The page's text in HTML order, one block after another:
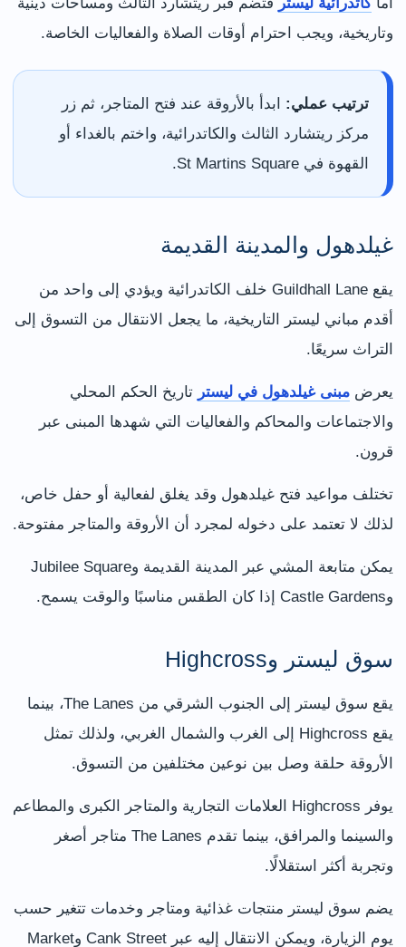
وتاريخية، ويجب احترام أوقات الصلاة والفعاليات الخاصة.
ترتيب عملي: ابدأ بالأروقة عند فتح المتاجر، ثم زر
مركز ريتشارد الثالث والكاتدرائية، واختم بالغداء أو
القهوة في St Martins Square.
غيلدهول والمدينة القديمة
يقع Guildhall Lane خلف الكاتدرائية ويؤدي إلى واحد من
أقدم مباني ليستر التاريخية، ما يجعل الانتقال من التسوق إلى
التراث سريعًا.
يعرض مبنى غيلدهول في ليستر تاريخ الحكم المحلي
والاجتماعات والمحاكم والفعاليات التي شهدها المبنى عبر
قرون.
تختلف مواعيد فتح غيلدهول وقد يغلق لفعالية أو حفل خاص،
لذلك لا تعتمد على دخوله لمجرد أن الأروقة والمتاجر مفتوحة.
يمكن متابعة المشي عبر المدينة القديمة وJubilee Square
وCastle Gardens إذا كان الطقس مناسبًا والوقت يسمح.
سوق ليستر وHighcross
يقع سوق ليستر إلى الجنوب الشرقي من The Lanes، بينما
يقع Highcross إلى الغرب والشمال الغربي، ولذلك تمثل
الأروقة حلقة وصل بين نوعين مختلفين من التسوق.
يوفر Highcross العلامات التجارية والمتاجر الكبرى والمطاعم
والسينما والمرافق، بينما تقدم The Lanes متاجر أصغر
وتجربة أكثر استقلالًا.
يضم سوق ليستر منتجات غذائية ومتاجر وخدمات تتغير حسب
يوم الزيارة، ويمكن الانتقال إليه عبر Cank Street وMarket